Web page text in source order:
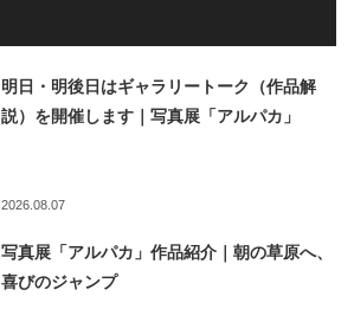
明日・明後日はギャラリートーク（作品解
説）を開催します｜写真展「アルパカ」
2026.08.07
写真展「アルパカ」作品紹介｜朝の草原へ、
喜びのジャンプ